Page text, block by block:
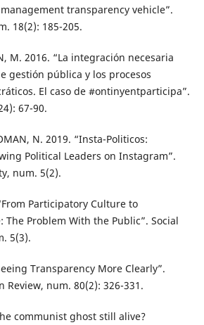
transparency vehicle”.
18(2): 185-205.
M. 2016. “La integración necesaria
gestión pública y los procesos
El caso de #ontinyentparticipa”.
67-90.
N. 2019. “Insta-Politicos:
Political Leaders on Instagram”.
num. 5(2).
Participatory Culture to
The Problem With the Public”. Social
5(3).
Transparency More Clearly”.
Review, num. 80(2): 326-331.
communist ghost still alive?